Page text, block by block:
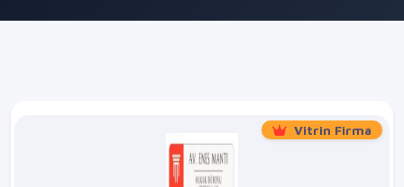
Vitrin Firma